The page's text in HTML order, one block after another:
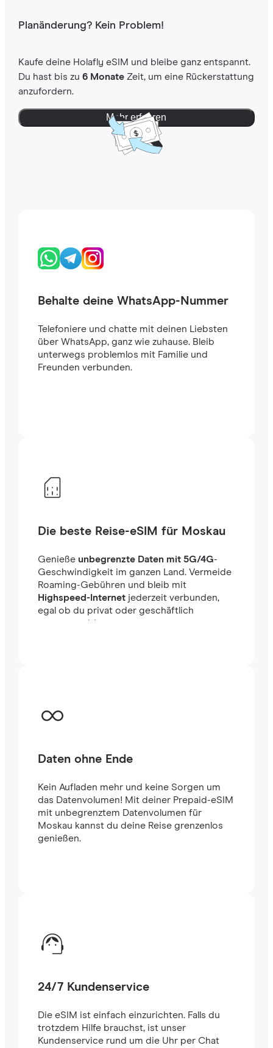
Planänderung? Kein Problem!
Kaufe deine Holafly eSIM und bleibe ganz entspannt.
Du hast bis zu 6 MonateZeit, um eine Rückerstattung
anzufordern.
Mehr erfahren
Behalte deine WhatsApp-Nummer
Telefoniere und chatte mit deinen Liebsten
über WhatsApp, ganz wie zuhause. Bleib
unterwegs problemlos mit Familie und
Freunden verbunden.
Die beste Reise-eSIM für Moskau
Genieße unbegrenzte Daten mit 5G/4G-
Geschwindigkeit im ganzen Land. Vermeide
Roaming-Gebühren und bleib mit
Highspeed-Internetjederzeit verbunden,
egal ob du privat oder geschäftlich
unterwegs bist.
Daten ohne Ende
Kein Aufladen mehr und keine Sorgen um
das Datenvolumen! Mit deiner Prepaid-eSIM
mit unbegrenztem Datenvolumen für
Moskau kannst du deine Reise grenzenlos
genießen.
24/7 Kundenservice
Die eSIM ist einfach einzurichten. Falls du
trotzdem Hilfe brauchst, ist unser
Kundenservice rund um die Uhr per Chat